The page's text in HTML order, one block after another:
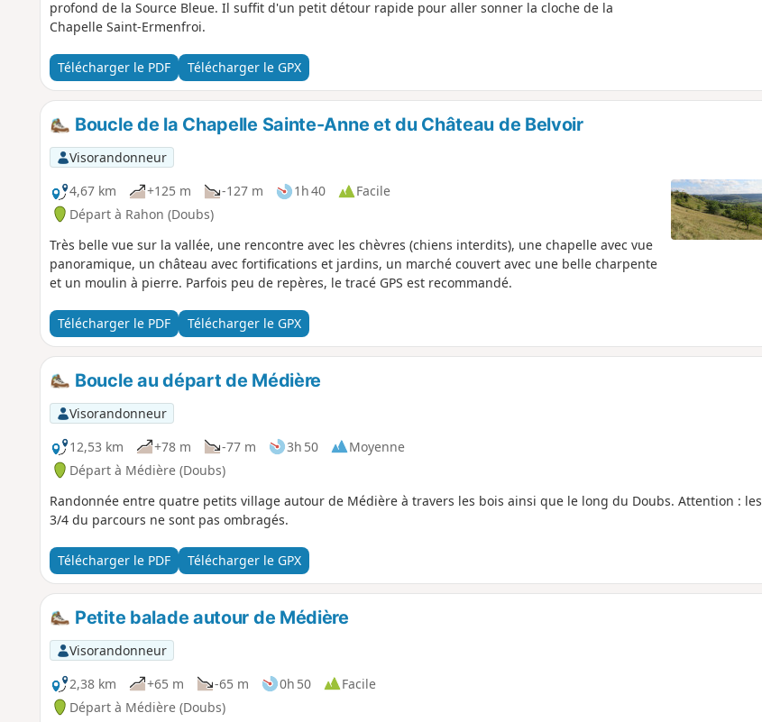
profond de la Source Bleue. Il suffit d'un petit détour rapide pour aller sonner la cloche de la
Chapelle Saint-Ermenfroi.
Télécharger le PDF Télécharger le GPX
Boucle de la Chapelle Sainte-Anne et du Château de Belvoir
Visorandonneur
4,67 km
+125 m -127 m 1h 40
Facile
Départ à Rahon (Doubs)
Très belle vue sur la vallée, une rencontre avec les chèvres (chiens interdits), une chapelle avec vue
panoramique, un château avec fortifications et jardins, un marché couvert avec une belle charpente
et un moulin à pierre. Parfois peu de repères, le tracé GPS est recommandé.
Télécharger le PDF Télécharger le GPX
Boucle au départ de Médière
Visorandonneur
12,53 km
+78 m -77 m 3h 50
Moyenne
Départ à Médière (Doubs)
Randonnée entre quatre petits village autour de Médière à travers les bois ainsi que le long du Doubs. Attention : les
3/4 du parcours ne sont pas ombragés.
Télécharger le PDF Télécharger le GPX
Petite balade autour de Médière
Visorandonneur
2,38 km
+65 m -65 m 0h 50
Facile
Départ à Médière (Doubs)